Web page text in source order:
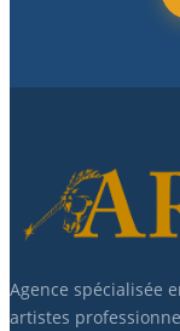
Agence spécialisée
artistes